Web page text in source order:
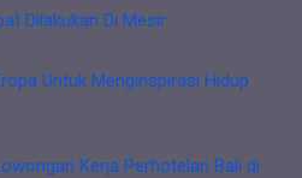
Dilakukan Di Mesir
Untuk Menginspirasi Hidup
Kerja Perhotelan Bali di